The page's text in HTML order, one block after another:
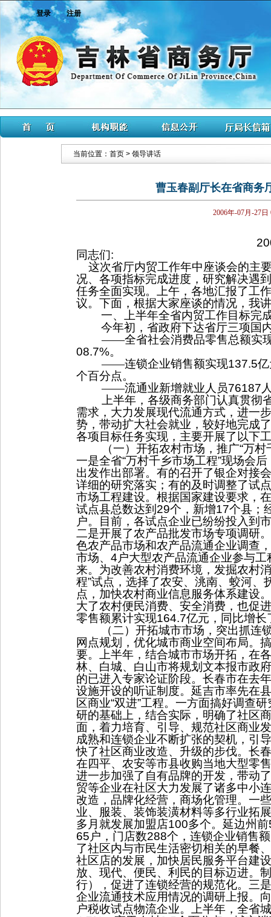
登录 注册
当前位置： 首页> 领导讲话
曹玉春副厅长在省商务
2006年-07月-27
同志们:
这次省厅内贸工作年中座谈会的主
况、各项指标完成进度，研究解决遇
任务全面实现。上午，各地汇报了工
议。下面，根据大家座谈的情况，我
一、上半年全省内贸工作目标完
今年初，省政府下达省厅三项国
——全省社会消费品零售总额实
08.7%。
——连锁企业销售额实现137.5
个百分点。
——流通业新增就业人员76187
上半年，各级商务部门认真贯
需求，大力发展现代流通方式，进一
势，带动扩大社会就业，较好地完成
各项目标任务实现，主要开展了以下
（一）开拓农村市场，推广“万村
一是全省“万村千乡市场工程”现场会后
出发作出部署。有的召开了银企对接
详细的研究落实；有的及时调整了试
市场工程建设。根据国家建设要求，
试点县总数达到 29个，新增17个县；
户。目前，各试点企业已纷纷投入到
二是开展了农产品批发市场专项调研
色农产品市场和农产品流通企业调查
市场、 4 户大型农产品流通企业参与
来。为改善农村消费环境，发掘农村
程”试点，选择了农安、洮南、蛟河、
点，加快农村商业信息服务体系建设
大了农村便民消费、安全消费，也促
零售额累计实现164.7亿元，同比增长
（二）开拓城市市场，突出抓
网点规划，优化城市商业空间布局。
要。上半年，结合城市市场开拓，在
林、白城、白山市将规划文本报市政
的已进入专家论证阶段。长春市在去
设施开设的听证制度。延吉市率先在
区商业“双进”工程。一方面搞好调查
研的基础上，结合实际，明确了社区
面，着力培育、引导、规范社区商业
成熟和连锁企业不断扩张的契机，引
快了社区商业改造、升级的步伐。 长
在四平、农安等市县收购当地大型零
进一步加强了自有品牌的开发，带动
贸等企业在社区大力发展了诸多中小
改造，品牌化经营，商场化管理。一
业、服装、装饰装潢材料等多行业拓
多月就发展加盟店100多个。延边州前
65 户，门店数288个，连锁企业销售
了社区内与市民生活密切相关的早餐
社区店的发展，加快居民服务平台建
放、现代、便民、利民的目标迈进。
行），促进了连锁经营的规范化。三
企业流通技术应用情况的调研上报。
户税收试点物流企业。上半年，全省